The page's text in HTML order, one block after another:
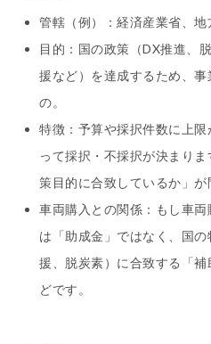
管轄（例）：経済産業省、地
目的：国の政策（DX推進、
援など）を達成するため、
の。
特徴：予算や採択件数に上
って採択・不採択が決まり
策目的に合致しているか」が
車両購入との関係：もし車
は「助成金」ではなく、国
援、脱炭素）に合致する「
どです。